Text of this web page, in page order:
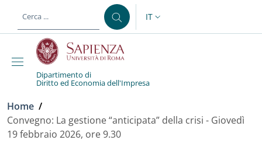
al contenuto principale
SELETTORE LINGUA:
IT
Dipartimento di
Diritto ed Economia dell'Impresa
Briciole di pane
Home /
Convegno: La gestione “anticipata” della crisi - Giovedì
19 febbraio 2026, ore 9.30